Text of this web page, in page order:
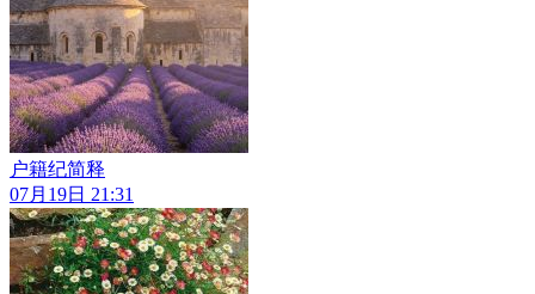
户籍纪简释
07月19日 21:31